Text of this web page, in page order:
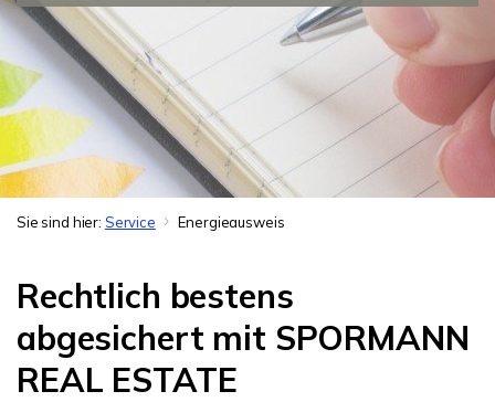
Sie sind hier: Service Energieausweis
Rechtlich bestens
abgesichert mit SPORMANN
REAL ESTATE